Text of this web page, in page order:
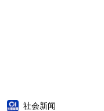
社会新闻